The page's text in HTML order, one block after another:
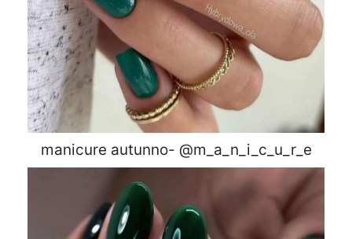
manicure autunno- @m_a_n_i_c_u_r_e